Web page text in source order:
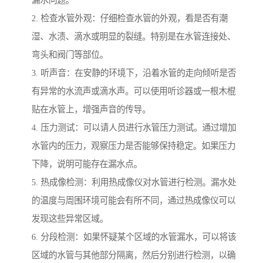
2. 检查水管外观：仔细检查水管的外观，看是否有潮
湿、水渍、滴水或明显的裂缝。特别是在水管连接处、
弯头和阀门等部位。
3. 听声音：在安静的环境下，沿着水管的走向倾听是否
有异常的水流声或滴水声。可以使用听诊器或一根木棍
贴在水管上，增强声音的传导。
4. 压力测试：可以请人员进行水管压力测试。通过增加
水管内的压力，观察压力是否能够保持稳定。如果压力
下降，说明可能存在漏水点。
5. 热成像检测：利用热成像仪对水管进行检测。漏水处
的温度与周围环境可能会有所不同，通过热成像仪可以
发现这些异常区域。
6. 分段检测：如果怀疑某个区域的水管漏水，可以将该
区域的水管与其他部分隔离，然后分别进行检测，以确